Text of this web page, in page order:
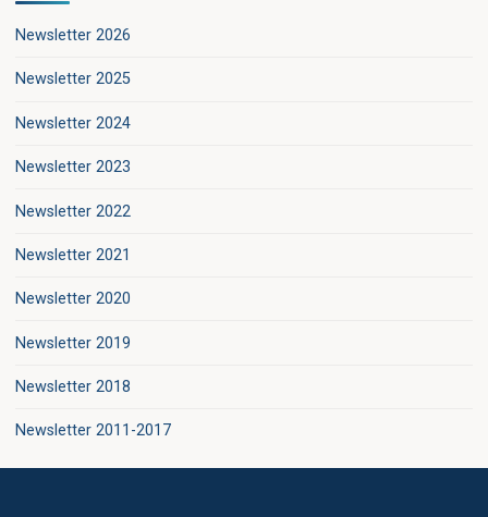
Newsletter 2026
Newsletter 2025
Newsletter 2024
Newsletter 2023
Newsletter 2022
Newsletter 2021
Newsletter 2020
Newsletter 2019
Newsletter 2018
Newsletter 2011-2017